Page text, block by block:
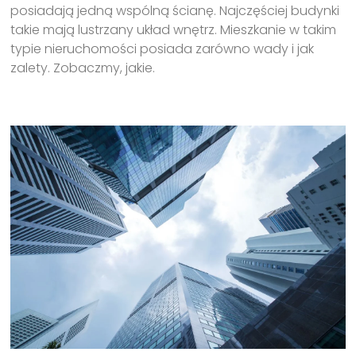
posiadają jedną wspólną ścianę. Najczęściej budynki
takie mają lustrzany układ wnętrz. Mieszkanie w takim
typie nieruchomości posiada zarówno wady i jak
zalety. Zobaczmy, jakie.